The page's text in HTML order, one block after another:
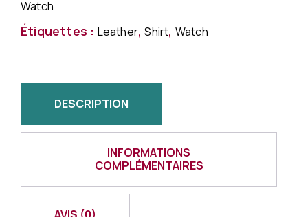
Watch
Étiquettes : Leather,Shirt, Watch
DESCRIPTION
INFORMATIONS
COMPLÉMENTAIRES